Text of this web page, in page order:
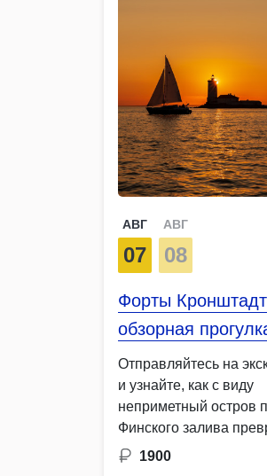
АВГ
07
АВГ
08
Форты
обзорная
Отправляйтесь на
и узнайте, как с виду
неприметный остров
Финского залива
в мощнейшую морскую
1900